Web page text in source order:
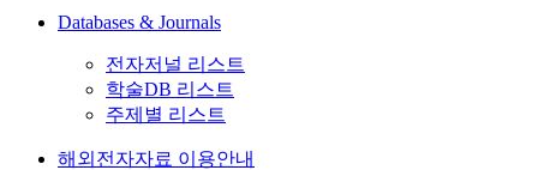
Databases & Journals
전자저널 리스트
학술DB 리스트
주제별 리스트
해외전자자료 이용안내